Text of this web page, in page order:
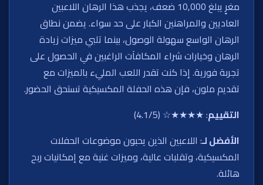
مغرٍ يبلغ 10,000 ضعف، يجذب هذا الرهان اللاعبين
العاديين والمراهنين الكبار على حد سواء. يضمن نطاق
الرهان الواسع سهولة الوصول، بينما تلبي ميزات زيادة
الرهان وخيارات شراء المكافآت الراغبين في الحصول على
تجربة فورية. إذا كنت تقدر اللعب المليء بالميزات مع
تقديم ملون، فإن هذه الحفلة المكسيكية تستحق الحضور.
التقييم: ★★★★☆ (4.1/5)
الأفضل لـ: اللاعبين الذين يحبون موضوعات الحفلات
المكسيكية، وتقلبات عالية، وميزات غنية مع إمكانيات ربح
هائلة.